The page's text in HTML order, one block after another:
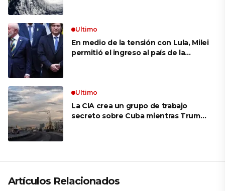
Ultimo
En medio de la tensión con Lula, Milei
permitió el ingreso al país de la
Ultimo
La CIA crea un grupo de trabajo
secreto sobre Cuba mientras Trump
Artículos Relacionados